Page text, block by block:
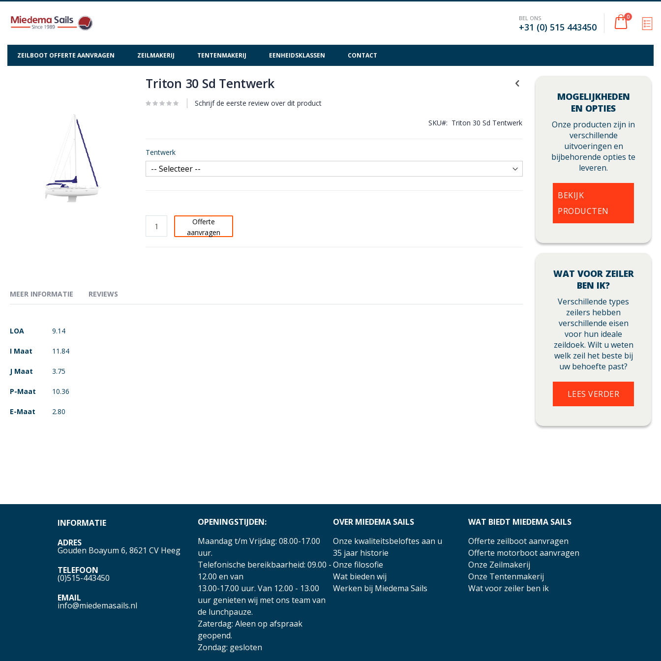
Cart
0
BEL ONS
+31 (0) 515 443450
ZEILBOOT OFFERTE AANVRAGEN ZEILMAKERIJ TENTENMAKERIJ EENHEIDSKLASSEN CONTACT
naar
het
gallerij
Triton 30 Sd Tentwerk
Schrijf de eerste review over dit product
SKU Triton 30 Sd Tentwerk
Tentwerk
Offerte
aanvragen
MEER INFORMATIE
Meer
LOA 9.14
I Maat 11.84
J Maat 3.75
P-Maat 10.36
E-Maat 2.80
REVIEWS
MOGELIJKHEDEN
EN OPTIES
Onze producten zijn in
verschillende
uitvoeringen en
bijbehorende opties te
leveren.
BEKIJK
PRODUCTEN
WAT VOOR ZEILER
BEN IK?
Verschillende types
zeilers hebben
verschillende eisen
voor hun ideale
zeildoek. Wilt u weten
welk zeil het beste bij
uw behoefte past?
LEES VERDER
INFORMATIE
ADRES
Gouden Boayum 6, 8621 CV Heeg
TELEFOON
(0)515-443450
EMAIL
info@miedemasails.nl
OPENINGSTIJDEN:
Maandag t/m Vrijdag: 08.00-17.00
uur.
Telefonische bereikbaarheid: 09.00 -
12.00 en van
13.00-17.00 uur. Van 12.00 - 13.00
uur genieten wij met ons team van
de lunchpauze.
Zaterdag: Aleen op afspraak
geopend.
Zondag: gesloten
OVER MIEDEMA SAILS
Onze kwaliteitsbeloftes aan u
35 jaar historie
Onze filosofie
Wat bieden wij
Werken bij Miedema Sails
WAT BIEDT MIEDEMA SAILS
Offerte zeilboot aanvragen
Offerte motorboot aanvragen
Onze Zeilmakerij
Onze Tentenmakerij
Wat voor zeiler ben ik